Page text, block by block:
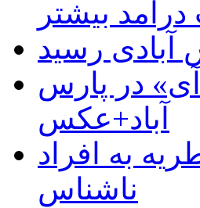
بیشتر
آبادی رسید
در پارس
آباد+عکس
به افراد
ناشناس